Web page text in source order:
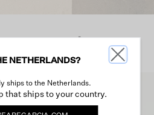
categorie
NETHERLANDS?
ships to the Netherlands.
that ships to your country.